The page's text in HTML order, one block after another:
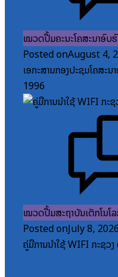
ໝວດປື້ມຄະນະໂຄສະນາອົບ
Posted onAugust 4,
ເອກະສານກອງປະຊຸມໂຄສ
1996
ໝວດປື້ມສະຖາບັນເຕັກໂນໂ
Posted onJuly 8, 2026
ຄູ່ມືການນຳໃຊ້ WIFI ກະຊວ